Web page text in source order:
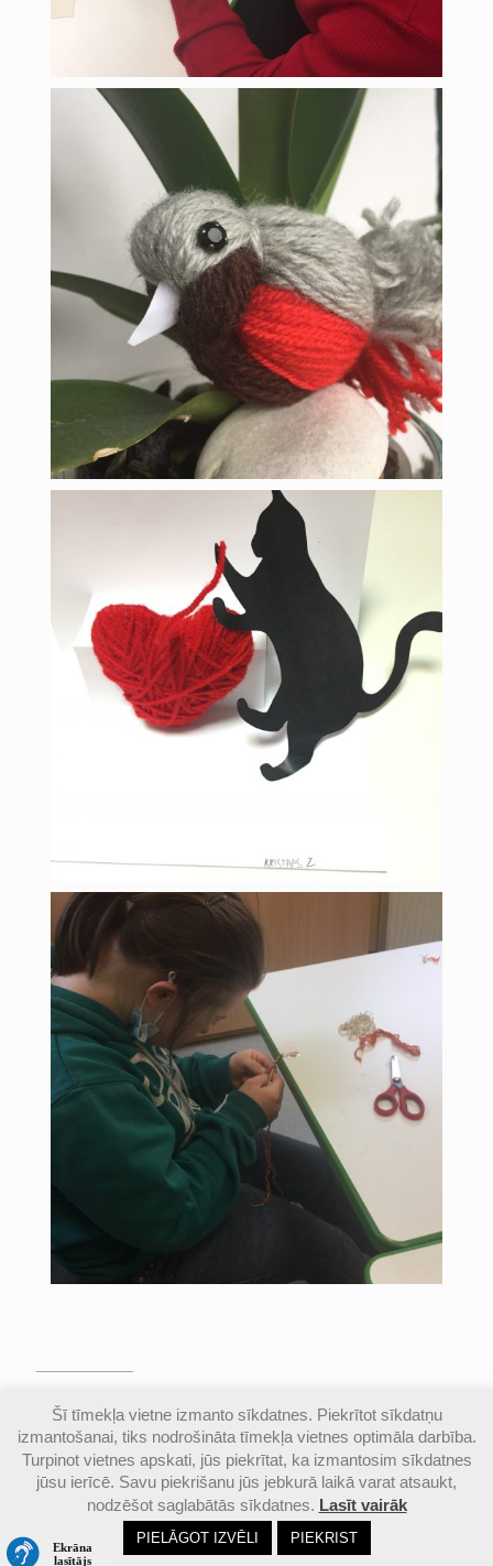
© Valmieras Gaujas krasta vidusskola | Visas
autortiesības aizsargātas |Piekļūstamības
paziņojums
Šī tīmekļa vietne izmanto sīkdatnes. Piekrītot sīkdatņu
izmantošanai, tiks nodrošināta tīmekļa vietnes optimāla darbība.
Turpinot vietnes apskati, jūs piekrītat, ka izmantosim sīkdatnes
jūsu ierīcē. Savu piekrišanu jūs jebkurā laikā varat atsaukt,
nodzēšot saglabātās sīkdatnes. Lasīt vairāk
PIELĀGOT IZVĒLI PIEKRIST
Email Google